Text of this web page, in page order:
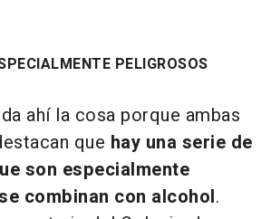
PELIGROSOS
ahí la cosa porque ambas
que hay una serie de
son especialmente
combinan con alcohol.